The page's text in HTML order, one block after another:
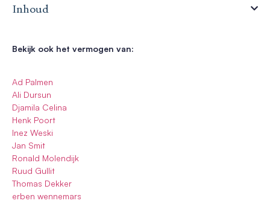
Inhoud
Bekijk ook het vermogen van:
Ad Palmen
Ali Dursun
Djamila Celina
Henk Poort
Inez Weski
Jan Smit
Ronald Molendijk
Ruud Gullit
Thomas Dekker
erben wennemars